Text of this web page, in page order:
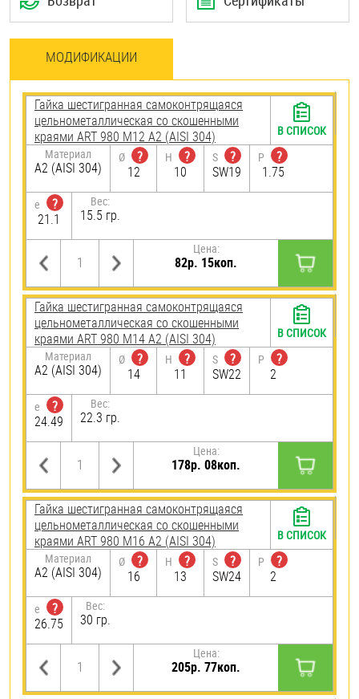
МОДИФИКАЦИИ
Гайка шестигранная самоконтрящаяся
цельнометаллическая со скошенными
краями ART 980 М12 А2 (AISI 304)
Материал
А2 (AISI 304)
Ø
?
12
H
?
10
S
?
SW19
P
?
1.75
e
?
21.1
Вес:
15.5 гр.
Цена:
82р. 15коп.
В СПИСОК
Гайка шестигранная самоконтрящаяся
цельнометаллическая со скошенными
краями ART 980 М14 А2 (AISI 304)
Материал
А2 (AISI 304)
Ø
?
14
H
?
11
S
?
SW22
P
?
2
e
?
24.49
Вес:
22.3 гр.
Цена:
178р. 08коп.
В СПИСОК
Гайка шестигранная самоконтрящаяся
цельнометаллическая со скошенными
краями ART 980 М16 А2 (AISI 304)
Материал
А2 (AISI 304)
Ø
?
16
H
?
13
S
?
SW24
P
?
2
e
?
26.75
Вес:
30 гр.
Цена:
205р. 77коп.
В СПИСОК